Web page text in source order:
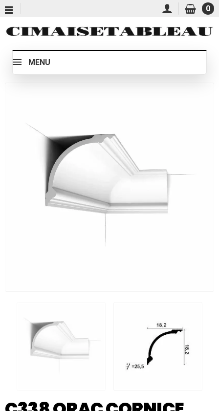
0
MENU